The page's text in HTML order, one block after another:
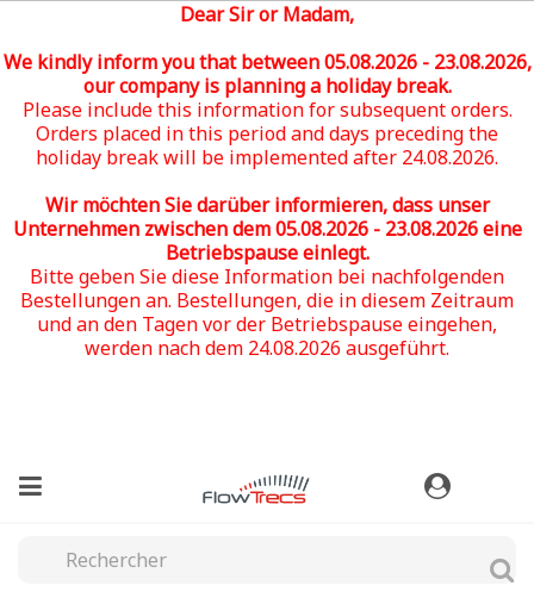
Dear Sir or Madam,
We kindly inform you that between 05.08.2026 - 23.08.2026,
our company is planning a holiday break.
Please include this information for subsequent orders.
Orders placed in this period and days preceding the
holiday break will be implemented after 24.08.2026.
Wir möchten Sie darüber informieren, dass unser
Unternehmen zwischen dem 05.08.2026 - 23.08.2026eine
Betriebspause einlegt.
Bitte geben Sie diese Information bei nachfolgenden
Bestellungen an. Bestellungen, die in diesem Zeitraum
und an den Tagen vor der Betriebspause eingehen,
werden nach dem 24.08.2026 ausgeführt.